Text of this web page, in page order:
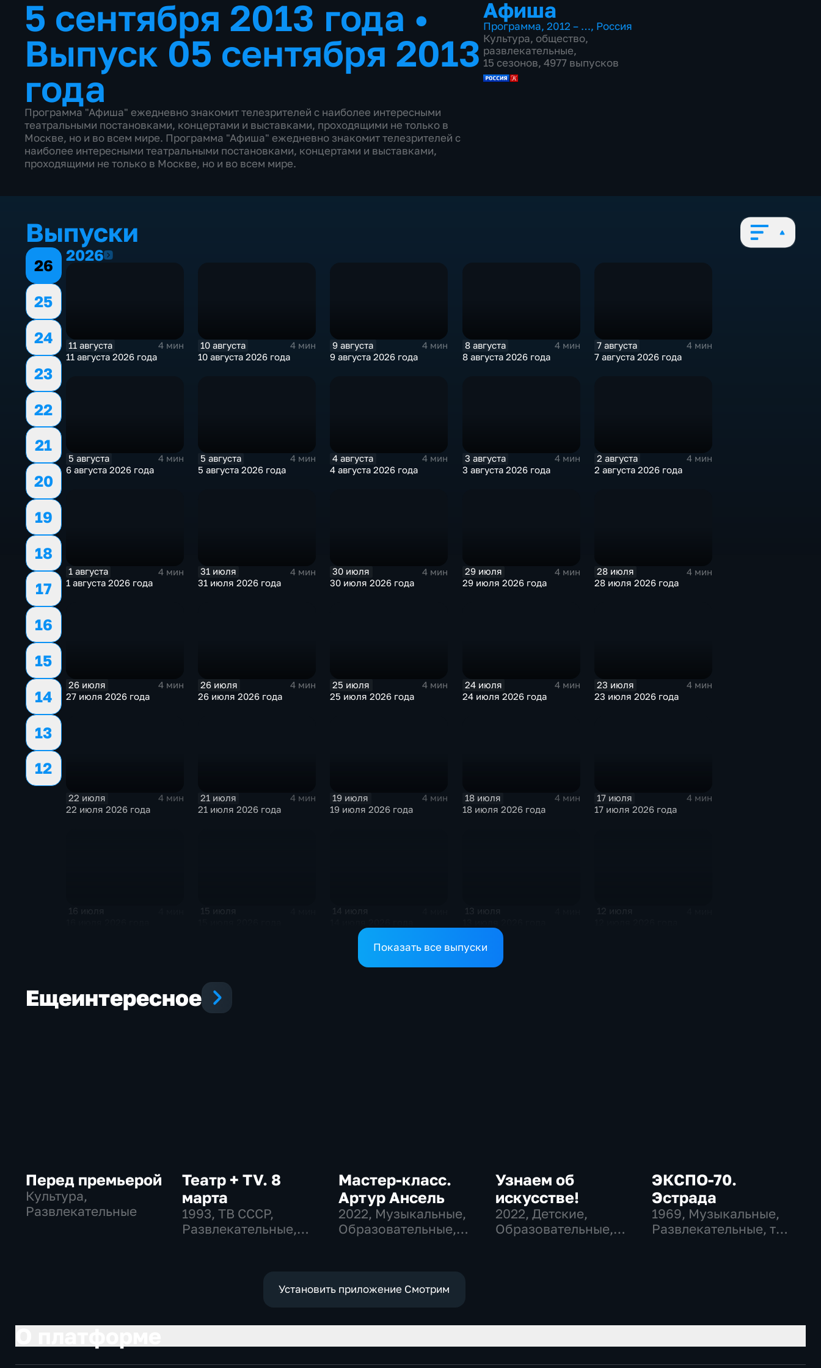
5 сентября 2013 года •
Выпуск 05 сентября 2013
года
Программа "Афиша" ежедневно знакомит телезрителей с наиболее интересными
театральными постановками, концертами и выставками, проходящими не только в
Москве, но и во всем мире. Программа "Афиша" ежедневно знакомит телезрителей с
наиболее интересными театральными постановками, концертами и выставками,
проходящими не только в Москве, но и во всем мире.
Афиша
Программа, 2012 – …, Россия
Культура, общество,
развлекательные,
15 сезонов, 4977 выпусков
Выпуски
26
25
24
23
22
21
20
19
18
17
16
15
14
13
12
20262026
11 августа
4 мин
11 августа 2026 года
10 августа
4 мин
10 августа 2026 года
9 августа
4 мин
9 августа 2026 года
8 августа
4 мин
8 августа 2026 года
7 августа
4 мин
7 августа 2026 года
5 августа
4 мин
6 августа 2026 года
5 августа
4 мин
5 августа 2026 года
4 августа
4 мин
4 августа 2026 года
3 августа
4 мин
3 августа 2026 года
2 августа
4 мин
2 августа 2026 года
1 августа
4 мин
1 августа 2026 года
31 июля
4 мин
31 июля 2026 года
30 июля
4 мин
30 июля 2026 года
29 июля
4 мин
29 июля 2026 года
28 июля
4 мин
28 июля 2026 года
26 июля
4 мин
27 июля 2026 года
26 июля
4 мин
26 июля 2026 года
25 июля
4 мин
25 июля 2026 года
24 июля
4 мин
24 июля 2026 года
23 июля
4 мин
23 июля 2026 года
22 июля
4 мин
22 июля 2026 года
21 июля
4 мин
21 июля 2026 года
19 июля
4 мин
19 июля 2026 года
18 июля
4 мин
18 июля 2026 года
17 июля
4 мин
17 июля 2026 года
16 июля 15 июля 14 июля 13 июля 12 июля
Показать все выпуски
Ещеинтересное
Перед премьерой
Культура,
Развлекательные
Театр + TV. 8
марта
1993, ТВ СССР,
Развлекательные,
Мастер-класс.
Артур Ансель
2022, Музыкальные,
Образовательные,
Узнаем об
искусстве!
2022, Детские,
Образовательные,
ЭКСПО-70.
Эстрада
1969, Музыкальные,
Развлекательные, тВ
Установить приложение Смотрим